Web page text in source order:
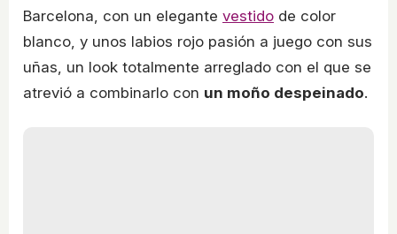
Barcelona, con un elegante vestido de color
blanco, y unos labios rojo pasión a juego con sus
uñas, un look totalmente arreglado con el que se
atrevió a combinarlo con un moño despeinado.